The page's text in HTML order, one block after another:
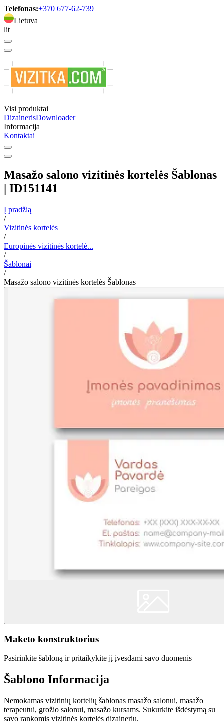
Telefonas:+370 677-62-739
Lietuva
lit
Visi produktai
DizainerisDownloader
Informacija
Kontaktai
Masažo salono vizitinės kortelės Šablonas
| ID151141
Į pradžią
/
Vizitinės kortelės
/
Europinės vizitinės kortelė...
/
Šablonai
/
Masažo salono vizitinės kortelės Šablonas
Maketo konstruktorius
Pasirinkite šabloną ir pritaikykite jį įvesdami savo duomenis
Šablono Informacija
Nemokamas vizitinių kortelių šablonas masažo salonui, masažo
terapeutui, grožio salonui, masažo kursams. Sukurkite išdėstymą su
savo rankomis vizitinės kortelės dizaineriu.